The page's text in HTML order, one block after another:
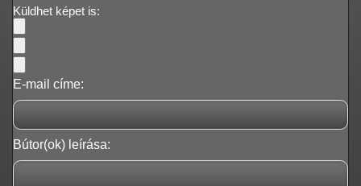
Küldhet képet is:
E-mail címe:
Bútor(ok) leírása: